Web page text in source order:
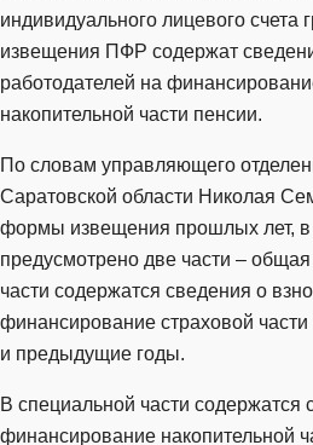
индивидуального лицевого
извещения ПФР содержат
работодателей на
накопительной части пенсии.
По словам управляющего
Саратовской области Николая
формы извещения прошлых лет,
предусмотрено две части –
части содержатся сведения о
финансирование страховой
и предыдущие годы.
В специальной части содержатся
финансирование накопительной